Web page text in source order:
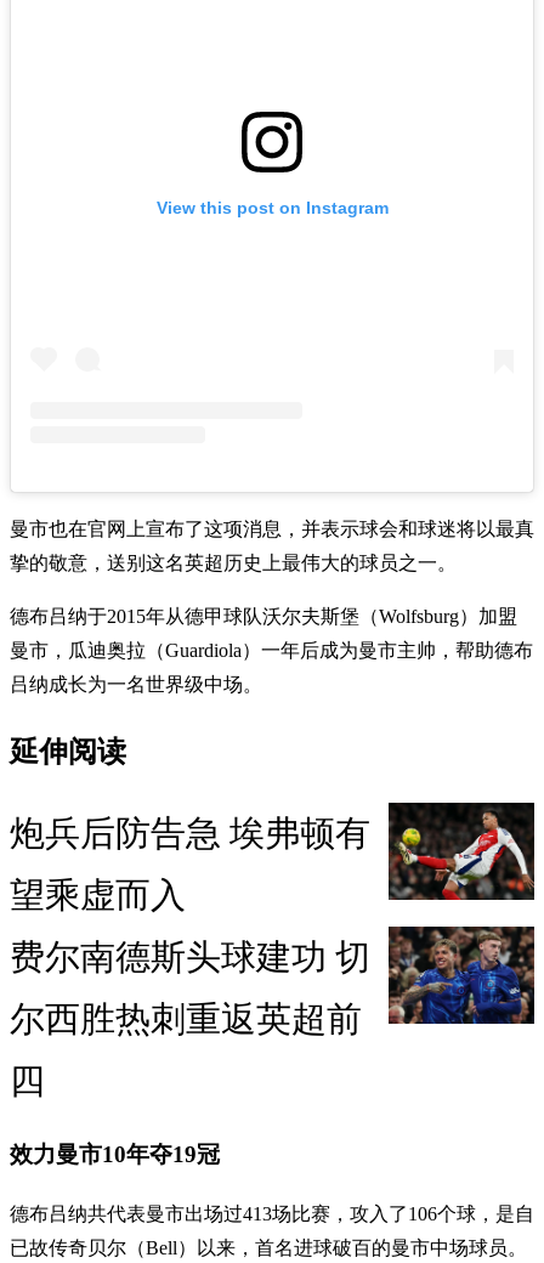
View this post on Instagram
曼市也在官网上宣布了这项消息，并表示球会和球迷将以最真
挚的敬意，送别这名英超历史上最伟大的球员之一。
德布吕纳于2015年从德甲球队沃尔夫斯堡（Wolfsburg）加盟
曼市，瓜迪奥拉（Guardiola）一年后成为曼市主帅，帮助德布
吕纳成长为一名世界级中场。
延伸阅读
炮兵后防告急 埃弗顿有
望乘虚而入
费尔南德斯头球建功 切
尔西胜热刺重返英超前
四
效力曼市10年夺19冠
德布吕纳共代表曼市出场过413场比赛，攻入了106个球，是自
已故传奇贝尔（Bell）以来，首名进球破百的曼市中场球员。